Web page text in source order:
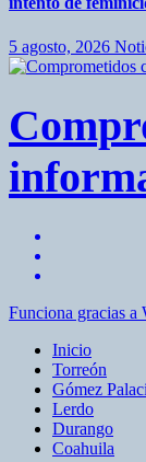
5 agosto, 2026
Funciona gracias a
Inicio
Torreón
Gómez
Lerdo
Durango
Coahuila